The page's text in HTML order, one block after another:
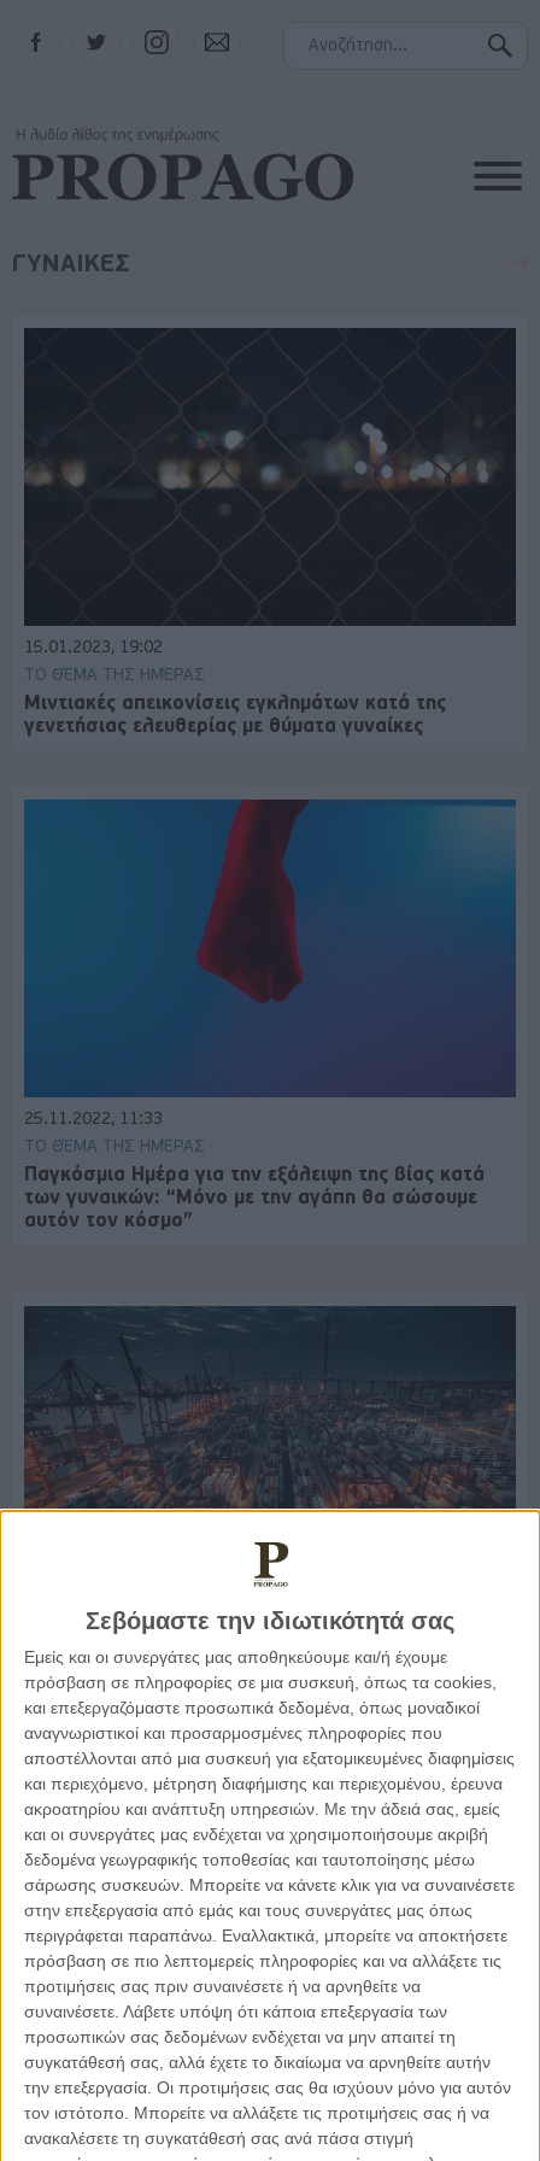
Σεβόμαστε την ιδιωτικότητά σας
Εμείς και οι συνεργάτες μας αποθηκεύουμε και/ή έχουμε
πρόσβαση σε πληροφορίες σε μια συσκευή, όπως τα cookies,
και επεξεργαζόμαστε προσωπικά δεδομένα, όπως μοναδικοί
αναγνωριστικοί και προσαρμοσμένες πληροφορίες που
αποστέλλονται από μια συσκευή για εξατομικευμένες διαφημίσεις
και περιεχόμενο, μέτρηση διαφήμισης και περιεχομένου, έρευνα
ακροατηρίου και ανάπτυξη υπηρεσιών. Με την άδειά σας, εμείς
και οι συνεργάτες μας ενδέχεται να χρησιμοποιήσουμε ακριβή
δεδομένα γεωγραφικής τοποθεσίας και ταυτοποίησης μέσω
σάρωσης συσκευών. Μπορείτε να κάνετε κλικ για να συναινέσετε
στην επεξεργασία από εμάς και τους συνεργάτες μας όπως
περιγράφεται παραπάνω. Εναλλακτικά, μπορείτε να αποκτήσετε
πρόσβαση σε πιο λεπτομερείς πληροφορίες και να αλλάξετε τις
προτιμήσεις σας πριν συναινέσετε ή να αρνηθείτε να
συναινέσετε. Λάβετε υπόψη ότι κάποια επεξεργασία των
προσωπικών σας δεδομένων ενδέχεται να μην απαιτεί τη
συγκατάθεσή σας, αλλά έχετε το δικαίωμα να αρνηθείτε αυτήν
την επεξεργασία. Οι προτιμήσεις σας θα ισχύουν μόνο για αυτόν
τον ιστότοπο. Μπορείτε να αλλάξετε τις προτιμήσεις σας ή να
ανακαλέσετε τη συγκατάθεσή σας ανά πάσα στιγμή
Instagram
ΓΥΝΑΙΚΕΣ
15.01.2023, 19:02
ΤΟ ΘΈΜΑ ΤΗΣ ΗΜΈΡΑΣ
Μιντιακές απεικονίσεις εγκλημάτων κατά της
γενετήσιας ελευθερίας με θύματα γυναίκες
25.11.2022, 11:33
ΤΟ ΘΈΜΑ ΤΗΣ ΗΜΈΡΑΣ
Παγκόσμια Ημέρα για την εξάλειψη της βίας κατά
των γυναικών: “Μόνο με την αγάπη θα σώσουμε
αυτόν τον κόσμο”
18.05.2022, 21:35
ΕΛΛΆΔΑ, ΤΟ ΘΈΜΑ ΤΗΣ ΗΜΈΡΑΣ
Οι γυναίκες στη Ναυτιλία
27.03.2022, 21:25
ΕΛΛΆΔΑ, ΤΟ ΘΈΜΑ ΤΗΣ ΗΜΈΡΑΣ
Γυναίκες στη φυλακή και στην αμείλικτη κοινωνική